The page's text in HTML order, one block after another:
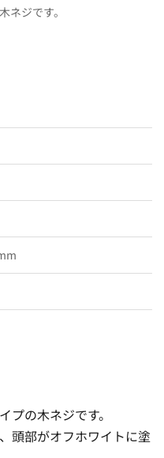
ネジです。
の木ネジです。
頭部がオフホワイトに塗